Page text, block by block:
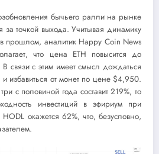
бычьего ралли на рынке
за точкой выхода. Учитывая динамику
прошлом, аналитик Happy Coin News
что цена ETH повысится до
связи с этим имеет смысл дождаться
и избавиться от монет по цене $4,950.
с половиной года составит 219%, то
инвестиций в эфириум при
HODL окажется 62%, что, безусловно,